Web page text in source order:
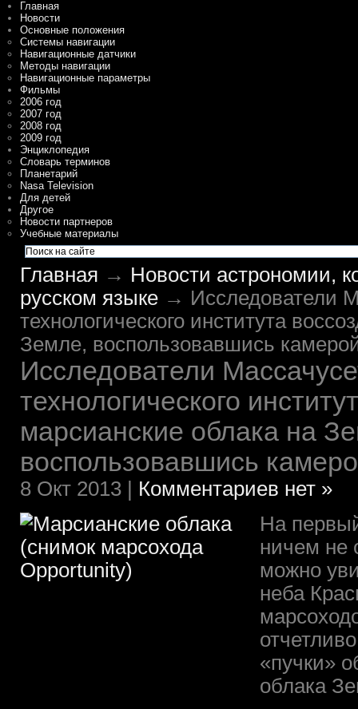
Главная
Новости
Основные положения
Системы навигации
Навигационные датчики
Методы навигации
Навигационные параметры
Фильмы
2006 год
2007 год
2008 год
2009 год
Энциклопедия
Словарь терминов
Планетарий
Nasa Television
Для детей
Другое
Новости партнеров
Учебные материалы
Главная → Новости астрономии,
русском языке → Исследователи
технологического института
Земле, воспользовавшись
Исследователи
технологического
марсианские облака на
воспользовавшись
8 Окт 2013 | Комментариев нет »
На
ничем не
можно
неба
«пучки»
облака